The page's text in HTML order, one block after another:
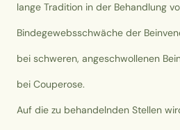
lange Tradition in der Behandlung
Bindegewebsschwäche der
bei schweren, angeschwollenen
bei Couperose.
Auf die zu behandelnden Stellen